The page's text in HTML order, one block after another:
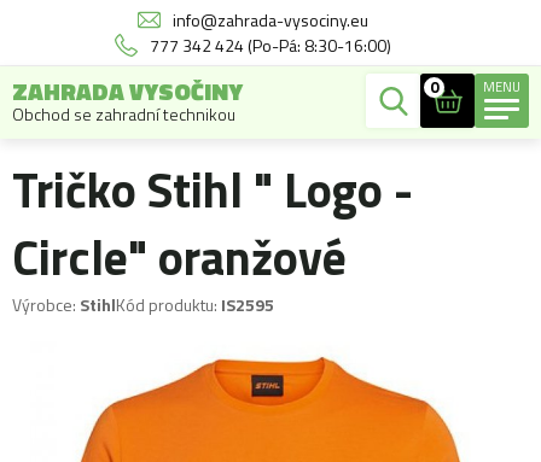
info@zahrada-vysociny.eu
777 342 424 (Po-Pá: 8:30-16:00)
ZAHRADA VYSOČINY
Obchod se zahradní technikou
0 MENU
Tričko Stihl " Logo -
Circle" oranžové
Výrobce: StihlKód produktu: IS2595